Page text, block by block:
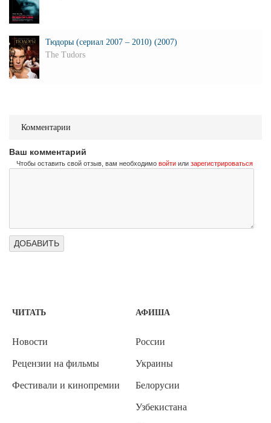
Тюдоры (сериал 2007 – 2010) (2007)
The Tudors
Комментарии
Ваш комментарий
Чтобы оставить свой отзыв, вам необходимо войти или зарегистрироваться
ЧИТАТЬ
Новости
Рецензии на фильмы
Фестивали и кинопремии
АФИША
России
Украины
Белорусии
Узбекистана